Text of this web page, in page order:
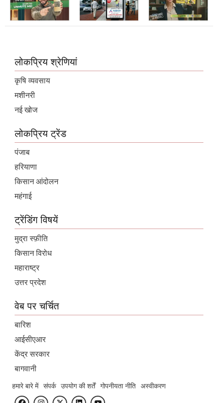
लोकप्रिय श्रेणियां
कृषि व्यवसाय
मशीनरी
नई खोज
लोकप्रिय ट्रेंड
पंजाब
हरियाणा
किसान आंदोलन
महंगाई
ट्रेंडिंग विषयें
मुद्रा स्फ़ीति
किसान विरोध
महाराष्ट्र
उत्तर प्रदेश
वेब पर चर्चित
बारिश
आईसीएआर
केंद्र सरकार
बागवानी
हमारे बारे में संपर्क उपयोग की शर्तें गोपनीयता नीति अस्वीकरण